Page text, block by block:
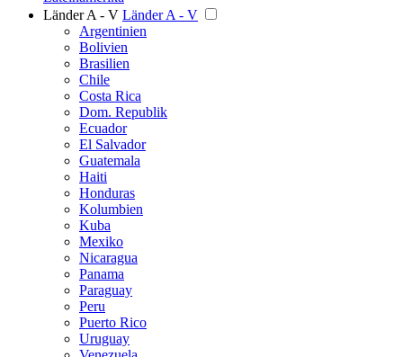
Länder A - V Länder A - V
Argentinien
Bolivien
Brasilien
Chile
Costa Rica
Dom. Republik
Ecuador
El Salvador
Guatemala
Haiti
Honduras
Kolumbien
Kuba
Mexiko
Nicaragua
Panama
Paraguay
Peru
Puerto Rico
Uruguay